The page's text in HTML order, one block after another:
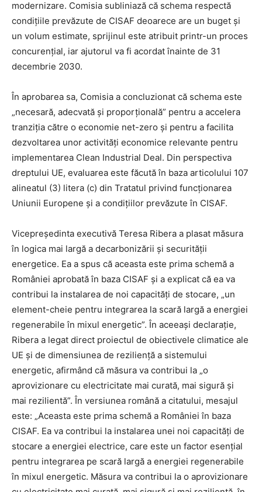
modernizare. Comisia subliniază că schema respectă
condițiile prevăzute de CISAF deoarece are un buget și
un volum estimate, sprijinul este atribuit printr-un proces
concurențial, iar ajutorul va fi acordat înainte de 31
decembrie 2030.
În aprobarea sa, Comisia a concluzionat că schema este
„necesară, adecvată și proporțională” pentru a accelera
tranziția către o economie net-zero și pentru a facilita
dezvoltarea unor activități economice relevante pentru
implementarea Clean Industrial Deal. Din perspectiva
dreptului UE, evaluarea este făcută în baza articolului 107
alineatul (3) litera (c) din Tratatul privind funcționarea
Uniunii Europene și a condițiilor prevăzute în CISAF.
Vicepreședinta executivă Teresa Ribera a plasat măsura
în logica mai largă a decarbonizării și securității
energetice. Ea a spus că aceasta este prima schemă a
României aprobată în baza CISAF și a explicat că ea va
contribui la instalarea de noi capacități de stocare, „un
element-cheie pentru integrarea la scară largă a energiei
regenerabile în mixul energetic”. În aceeași declarație,
Ribera a legat direct proiectul de obiectivele climatice ale
UE și de dimensiunea de reziliență a sistemului
energetic, afirmând că măsura va contribui la „o
aprovizionare cu electricitate mai curată, mai sigură și
mai rezilientă”. În versiunea română a citatului, mesajul
este: „Aceasta este prima schemă a României în baza
CISAF. Ea va contribui la instalarea unei noi capacități de
stocare a energiei electrice, care este un factor esențial
pentru integrarea pe scară largă a energiei regenerabile
în mixul energetic. Măsura va contribui la o aprovizionare